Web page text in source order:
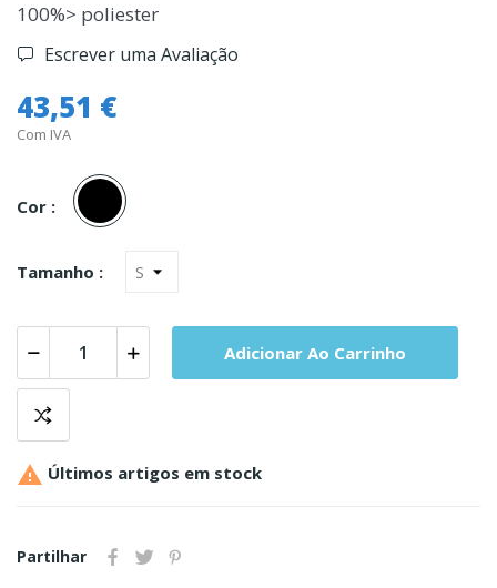
100%> poliester
Escrever uma Avaliação
43,51 €
Com IVA
Cor :
Preto
Tamanho :
Adicionar Ao Carrinho
 Últimos artigos em stock
Partilhar